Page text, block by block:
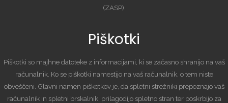
(ZASP).
Piškotki
Piškotki so majhne datoteke z informacijami, ki se začasno shranijo na vaš
računalnik. Ko se piškotki namestijo na vaš računalnik, o tem niste
obveščeni. Glavni namen piškotkov je, da spletni strežniki prepoznajo vaš
računalnik in spletni brskalnik, prilagodijo spletno stran ter poskrbijo za